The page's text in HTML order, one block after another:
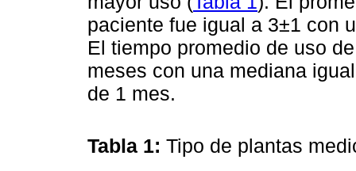
paciente fue igual a 3±1 con
El tiempo promedio de uso
meses con una mediana
de 1 mes.
Tabla 1: Tipo de plantas